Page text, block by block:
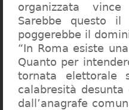
organizzata
Sarebbe questo
poggerebbe il
“In Roma esiste
Quanto per
tornata elettorale
calabresità
dall’anagrafe